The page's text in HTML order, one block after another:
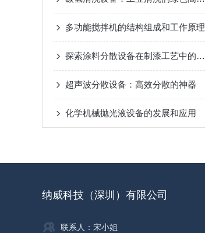
多功能搅拌机的结构组成和工作原理
探索涂料分散设备在制漆工艺中的魅力
超声波分散设备：高效分散的神器
化学机械抛光液设备的发展和应用
纳威科技（深圳）有限公司
联系人：宋小姐